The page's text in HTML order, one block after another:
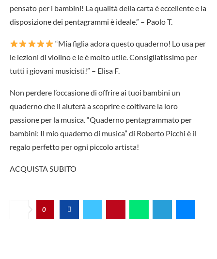
pensato per i bambini! La qualità della carta è eccellente e la
disposizione dei pentagrammi è ideale.” – Paolo T.
“Mia figlia adora questo quaderno! Lo usa per
le lezioni di violino e le è molto utile. Consigliatissimo per
tutti i giovani musicisti!” – Elisa F.
Non perdere l’occasione di offrire ai tuoi bambini un
quaderno che li aiuterà a scoprire e coltivare la loro
passione per la musica. “Quaderno pentagrammato per
bambini: Il mio quaderno di musica” di Roberto Picchi è il
regalo perfetto per ogni piccolo artista!
ACQUISTA SUBITO
0